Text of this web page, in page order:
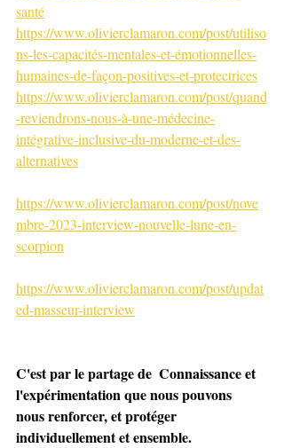
santé
https://www.olivierclamaron.com/post/utiliso
ns-les-capacités-mentales-et-émotionnelles-
humaines-de-façon-positives-et-protectrices
https://www.olivierclamaron.com/post/quand
-reviendrons-nous-à-une-médecine-
intégrative-inclusive-du-moderne-et-des-
alternatives
https://www.olivierclamaron.com/post/nove
mbre-2023-interview-nouvelle-lune-en-
scorpion
https://www.olivierclamaron.com/post/updat
ed-masseur-interview
C'est par le partage de  Connaissance et
l'expérimentation que nous pouvons
nous renforcer, et protéger
individuellement et ensemble.